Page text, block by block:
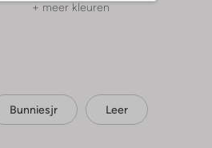
+ meer kleuren
Bunniesjr Leer